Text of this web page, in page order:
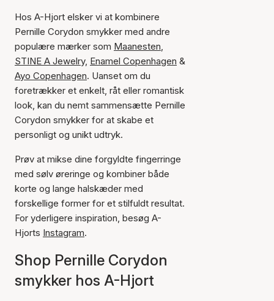
Hos A-Hjort elsker vi at kombinere
Pernille Corydon smykker med andre
populære mærker som Maanesten,
STINE A Jewelry, Enamel Copenhagen &
Ayo Copenhagen. Uanset om du
foretrækker et enkelt, råt eller romantisk
look, kan du nemt sammensætte Pernille
Corydon smykker for at skabe et
personligt og unikt udtryk.
Prøv at mikse dine forgyldte fingerringe
med sølv øreringe og kombiner både
korte og lange halskæder med
forskellige former for et stilfuldt resultat.
For yderligere inspiration, besøg A-
Hjorts Instagram.
Shop Pernille Corydon
smykker hos A-Hjort